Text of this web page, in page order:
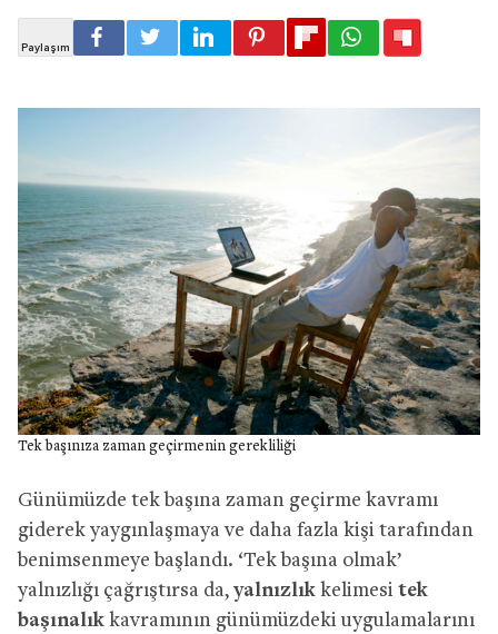
Tek başınıza zaman geçirmenin gerekliliği
Günümüzde tek başına zaman geçirme kavramı
giderek yaygınlaşmaya ve daha fazla kişi tarafından
benimsenmeye başlandı. ‘Tek başına olmak’
yalnızlığı çağrıştırsa da, yalnızlık kelimesi tek
başınalık kavramının günümüzdeki uygulamalarını